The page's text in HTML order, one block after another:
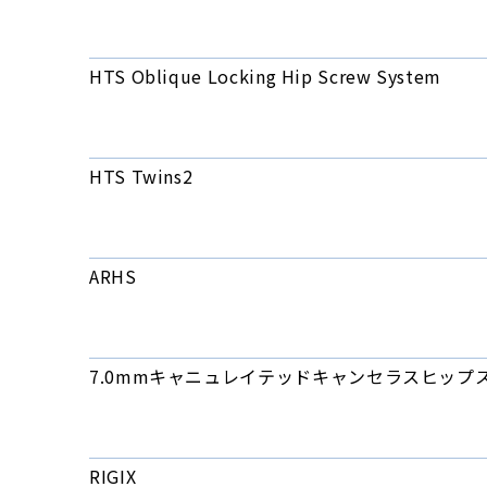
HTS Oblique Locking Hip Screw System
HTS Twins2
ARHS
7.0mmキャニュレイテッドキャンセラスヒップ
RIGIX